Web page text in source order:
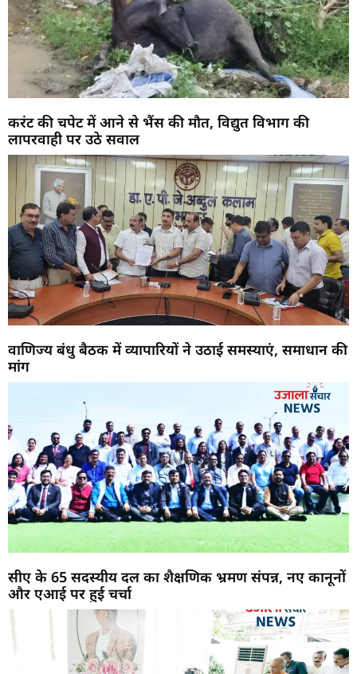
करंट की चपेट में आने से भैंस की मौत, विद्युत विभाग की
लापरवाही पर उठे सवाल
वाणिज्य बंधु बैठक में व्यापारियों ने उठाई समस्याएं, समाधान की
मांग
सीए के 65 सदस्यीय दल का शैक्षणिक भ्रमण संपन्न, नए कानूनों
और एआई पर हुई चर्चा